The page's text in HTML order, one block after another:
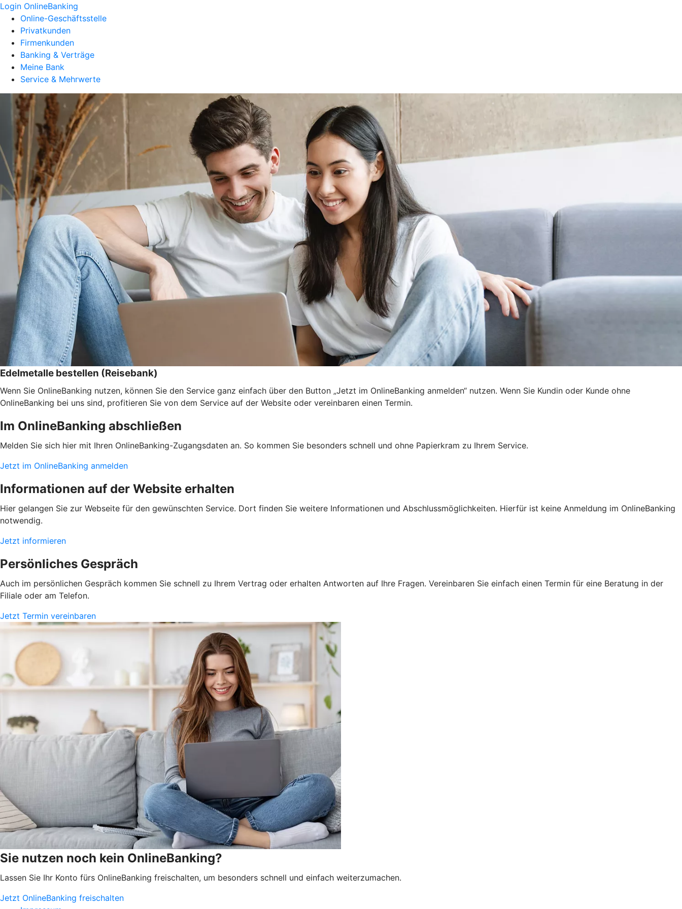
Login OnlineBanking
Online-Geschäftsstelle
Privatkunden
Firmenkunden
Banking & Verträge
Meine Bank
Service & Mehrwerte
Edelmetalle bestellen (Reisebank)
Wenn Sie OnlineBanking nutzen, können Sie den Service ganz einfach über den Button „Jetzt im OnlineBanking anmelden“ nutzen. Wenn Sie Kundin oder Kunde ohne
OnlineBanking bei uns sind, profitieren Sie von dem Service auf der Website oder vereinbaren einen Termin.
Im OnlineBanking abschließen
Melden Sie sich hier mit Ihren OnlineBanking-Zugangsdaten an. So kommen Sie besonders schnell und ohne Papierkram zu Ihrem Service.
Jetzt im OnlineBanking anmelden
Informationen auf der Website erhalten
Hier gelangen Sie zur Webseite für den gewünschten Service. Dort finden Sie weitere Informationen und Abschlussmöglichkeiten. Hierfür ist keine Anmeldung im OnlineBanking
notwendig.
Jetzt informieren
Persönliches Gespräch
Auch im persönlichen Gespräch kommen Sie schnell zu Ihrem Vertrag oder erhalten Antworten auf Ihre Fragen. Vereinbaren Sie einfach einen Termin für eine Beratung in der
Filiale oder am Telefon.
Jetzt Termin vereinbaren
Sie nutzen noch kein OnlineBanking?
Lassen Sie Ihr Konto fürs OnlineBanking freischalten, um besonders schnell und einfach weiterzumachen.
Jetzt OnlineBanking freischalten